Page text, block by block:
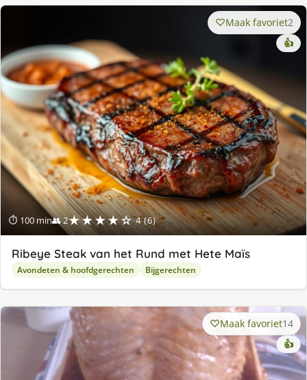
⏱ 100 min👥 2★★★★☆ 4 (6)
Maak favoriet2
👍
Ribeye Steak van het Rund met Hete Maïs
Avondeten & hoofdgerechten Bijgerechten
Maak favoriet14
👍